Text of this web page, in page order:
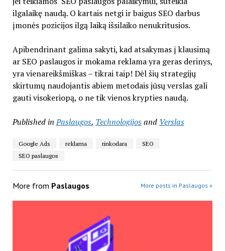
ilgalaikę naudą. O kartais netgi ir baigus SEO darbus
įmonės pozicijos ilgą laiką išsilaiko nenukritusios.
Apibendrinant galima sakyti, kad atsakymas į klausimą
ar SEO paslaugos ir mokama reklama yra geras derinys,
yra vienareikšmiškas – tikrai taip! Dėl šių strategijų
skirtumų naudojantis abiem metodais jūsų verslas gali
gauti visokeriopą, o ne tik vienos krypties naudą.
Published in Paslaugos, Technologijosand Verslas
Google Ads reklama rinkodara
SEO
SEO paslaugos
More from Paslaugos More posts in Paslaugos »